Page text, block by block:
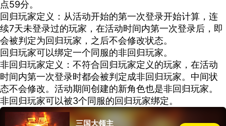
点59分。
回归玩家定义：从活动开始的第一次登录开始计算，连
续7天未登录过的玩家，在活动时间内第一次登录后，即
会被判定为回归玩家，之后不会修改状态。
回归玩家可以绑定一个同服的非回归玩家。
非回归玩家定义：不符合回归玩家定义的玩家，在活动
时间内第一次登录时都会被判定成非回归玩家。中间状
态不会修改。活动期间创建的新角色也是非回归玩家。
非回归玩家可以被3个同服的回归玩家绑定。
三国大领主